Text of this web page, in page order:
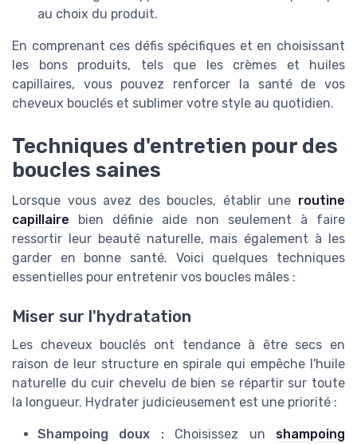
au choix du produit.
En comprenant ces défis spécifiques et en choisissant
les bons produits, tels que les crèmes et huiles
capillaires, vous pouvez renforcer la santé de vos
cheveux bouclés et sublimer votre style au quotidien.
Techniques d'entretien pour des
boucles saines
Lorsque vous avez des boucles, établir une routine
capillaire bien définie aide non seulement à faire
ressortir leur beauté naturelle, mais également à les
garder en bonne santé. Voici quelques techniques
essentielles pour entretenir vos boucles mâles :
Miser sur l'hydratation
Les cheveux bouclés ont tendance à être secs en
raison de leur structure en spirale qui empêche l'huile
naturelle du cuir chevelu de bien se répartir sur toute
la longueur. Hydrater judicieusement est une priorité :
Shampoing doux :Choisissez un shampoing